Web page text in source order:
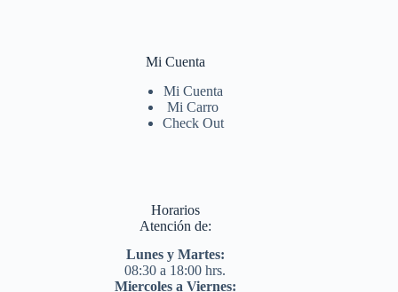
Mi Cuenta
Mi Cuenta
Mi Carro
Check Out
Horarios
Atención de:
Lunes y Martes:
08:30 a 18:00 hrs.
Miercoles a Viernes: